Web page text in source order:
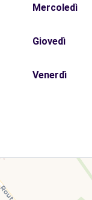
Mercoledì
Giovedì
Venerdì